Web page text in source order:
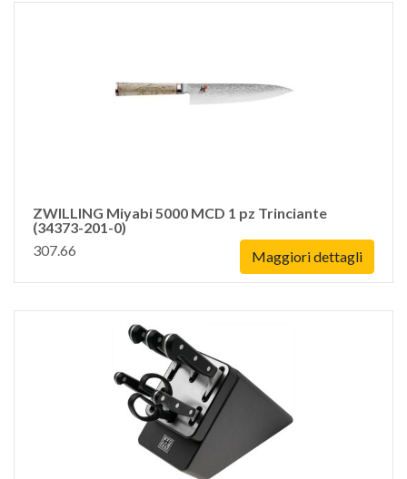
ZWILLING Miyabi 5000 MCD 1 pz Trinciante
(34373-201-0)
307.66
Maggiori dettagli